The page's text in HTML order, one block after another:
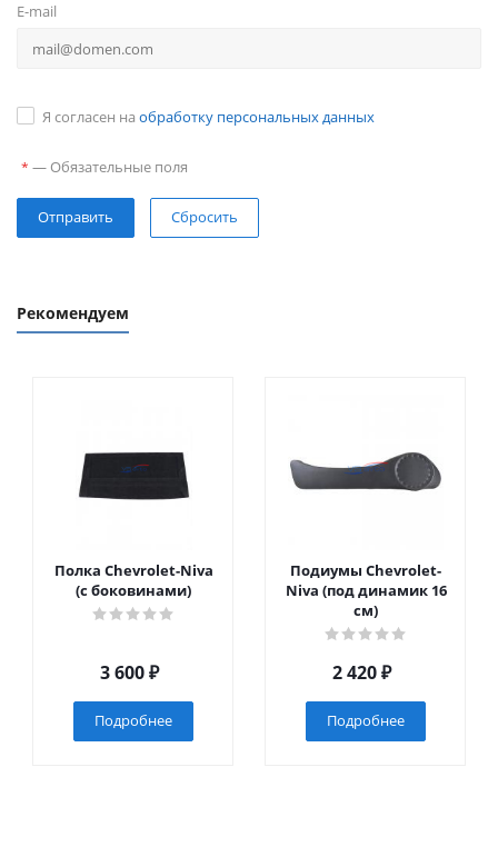
E-mail
Я согласен на обработку персональных данных
* — Обязательные поля
Сбросить
Рекомендуем
Полка Chevrolet-Niva
(с боковинами)
3 600₽
Подробнее
Подиумы Chevrolet-
Niva (под динамик 16
см)
2 420₽
Подробнее